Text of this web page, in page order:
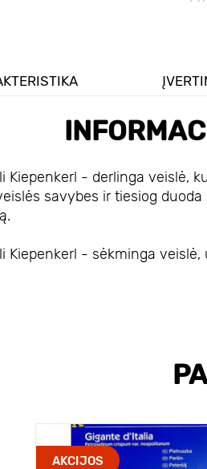
Kiepenkerl - derlinga veislė,
savybes ir tiesiog
Kiepenkerl - sėkminga
AKCIJOS